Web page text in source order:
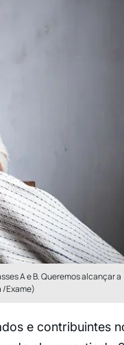
A e B. Queremos alcançar a
/Exame)
e contribuintes